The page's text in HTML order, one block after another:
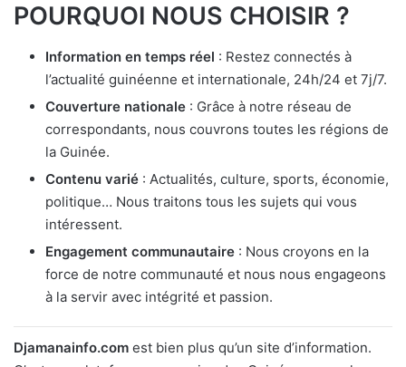
POURQUOI NOUS CHOISIR ?
Information en temps réel : Restez connectés à
l’actualité guinéenne et internationale, 24h/24 et 7j/7.
Couverture nationale : Grâce à notre réseau de
correspondants, nous couvrons toutes les régions de
la Guinée.
Contenu varié : Actualités, culture, sports, économie,
politique… Nous traitons tous les sujets qui vous
intéressent.
Engagement communautaire : Nous croyons en la
force de notre communauté et nous nous engageons
à la servir avec intégrité et passion.
Djamanainfo.com est bien plus qu’un site d’information.